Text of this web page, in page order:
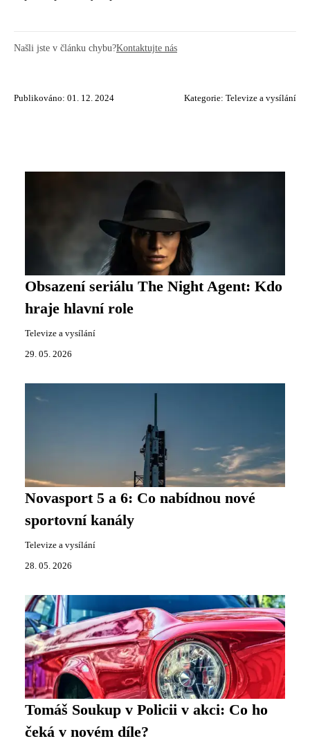
Našli jste v článku chybu?Kontaktujte nás
Publikováno: 01. 12. 2024 Kategorie: Televize a vysílání
Obsazení seriálu The Night Agent: Kdo
hraje hlavní role
Televize a vysílání
29. 05. 2026
Novasport 5 a 6: Co nabídnou nové
sportovní kanály
Televize a vysílání
28. 05. 2026
Tomáš Soukup v Policii v akci: Co ho
čeká v novém díle?